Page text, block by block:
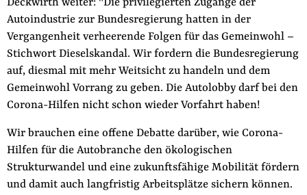
Deckwirth weiter: "Die privilegierten Zugänge der
Autoindustrie zur Bundesregierung hatten in der
Vergangenheit verheerende Folgen für das Gemeinwohl –
Stichwort Dieselskandal. Wir fordern die Bundesregierung
auf, diesmal mit mehr Weitsicht zu handeln und dem
Gemeinwohl Vorrang zu geben. Die Autolobby darf bei den
Corona-Hilfen nicht schon wieder Vorfahrt haben!
Wir brauchen eine offene Debatte darüber, wie Corona-
Hilfen für die Autobranche den ökologischen
Strukturwandel und eine zukunftsfähige Mobilität fördern
und damit auch langfristig Arbeitsplätze sichern können.